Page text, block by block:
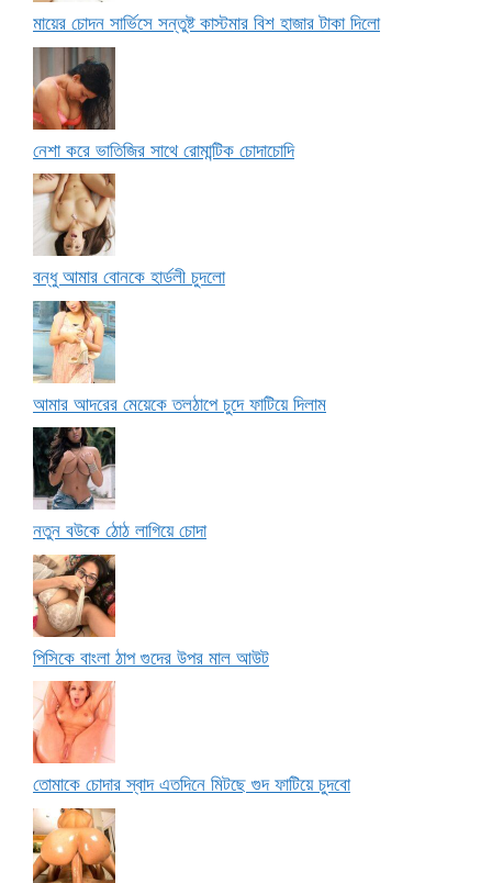
মায়ের চোদন সার্ভিসে সন্তুষ্ট কাস্টমার বিশ হাজার টাকা দিলো
নেশা করে ভাতিজির সাথে রোমান্টিক চোদাচোদি
বন্ধু আমার বোনকে হার্ডলী চুদলো
আমার আদরের মেয়েকে তলঠাপে চুদে ফাটিয়ে দিলাম
নতুন বউকে ঠোঠ লাগিয়ে চোদা
পিসিকে বাংলা ঠাপ গুদের উপর মাল আউট
তোমাকে চোদার স্বাদ এতদিনে মিটছে গুদ ফাটিয়ে চুদবো